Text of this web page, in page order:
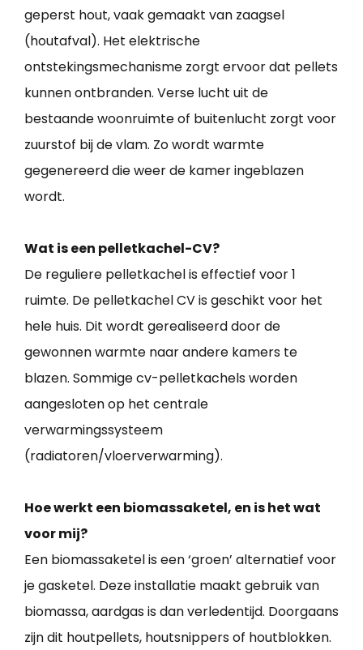
geperst hout, vaak gemaakt van zaagsel
(houtafval). Het elektrische
ontstekingsmechanisme zorgt ervoor dat pellets
kunnen ontbranden. Verse lucht uit de
bestaande woonruimte of buitenlucht zorgt voor
zuurstof bij de vlam. Zo wordt warmte
gegenereerd die weer de kamer ingeblazen
wordt.
Wat is een pelletkachel-CV?
De reguliere pelletkachel is effectief voor 1
ruimte. De pelletkachel CV is geschikt voor het
hele huis. Dit wordt gerealiseerd door de
gewonnen warmte naar andere kamers te
blazen. Sommige cv-pelletkachels worden
aangesloten op het centrale
verwarmingssysteem
(radiatoren/vloerverwarming).
Hoe werkt een biomassaketel, en is het wat
voor mij?
Een biomassaketel is een ‘groen’ alternatief voor
je gasketel. Deze installatie maakt gebruik van
biomassa, aardgas is dan verledentijd. Doorgaans
zijn dit houtpellets, houtsnippers of houtblokken.